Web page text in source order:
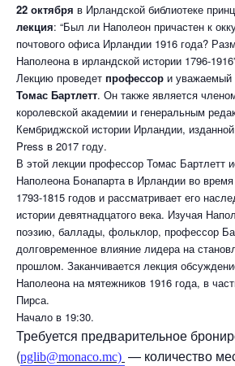
22 октября в Ирландской библиотеке
лекция: “Был ли Наполеон причастен к
почтового офиса Ирландии 1916 года?
Наполеона в ирландской истории 1796-
Лекцию проведет профессор и уважаемый
Томас Бартлетт. Он также является
королевской академии и генеральным
Кембриджской истории Ирландии,
Press в 2017 году.
В этой лекции профессор Томас Бартлетт
Наполеона Бонапарта в Ирландии во
1793-1815 годов и рассматривает его
истории девятнадцатого века. Изучая
поэзию, баллады, фольклор, профессор
долговременное влияние лидера на
прошлом. Заканчивается лекция
Наполеона на мятежников 1916 года, в
Пирса.
Начало в 19:30.
Требуется предварительное
(pglib@monaco.mc) — количество